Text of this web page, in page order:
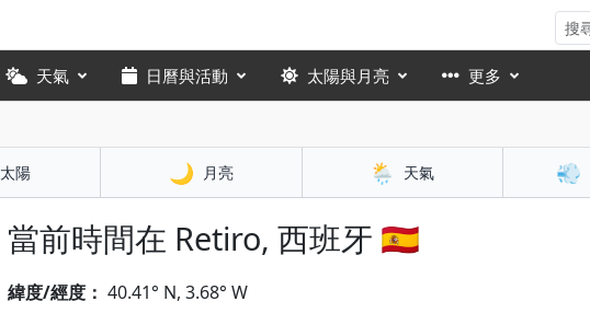
天氣 日曆與活動 太陽與月亮 更多
太陽 🌙 月亮 🌦️ 天氣 💨
當前時間在 Retiro, 西班牙 🇪🇸
緯度/經度： 40.41° N, 3.68° W